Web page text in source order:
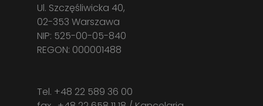
Ul. Szczęśliwicka 40,
02-353 Warszawa
NIP: 525-00-05-840
REGON: 000001488
Tel. +48 22 589 36 00